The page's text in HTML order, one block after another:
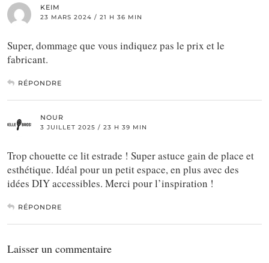
KEIM
23 MARS 2024 / 21 H 36 MIN
Super, dommage que vous indiquez pas le prix et le
fabricant.
RÉPONDRE
NOUR
3 JUILLET 2025 / 23 H 39 MIN
Trop chouette ce lit estrade ! Super astuce gain de place et
esthétique. Idéal pour un petit espace, en plus avec des
idées DIY accessibles. Merci pour l’inspiration !
RÉPONDRE
Laisser un commentaire